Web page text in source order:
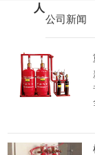
人
公司新闻